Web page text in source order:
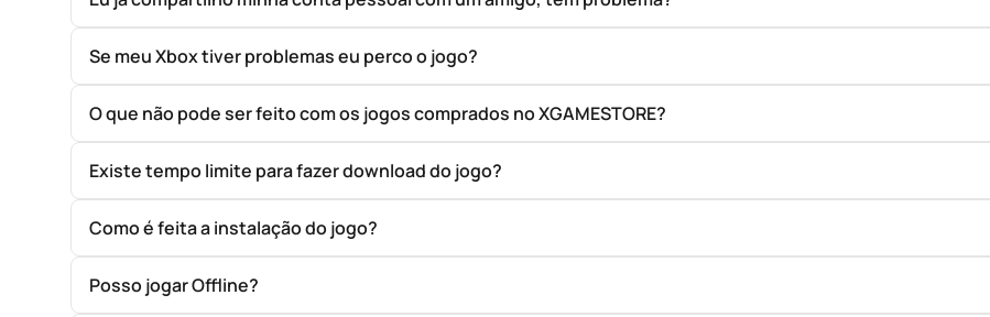
Se meu Xbox tiver problemas eu perco o jogo?
O que não pode ser feito com os jogos comprados no XGAMESTORE?
Existe tempo limite para fazer download do jogo?
Como é feita a instalação do jogo?
Posso jogar Offline?